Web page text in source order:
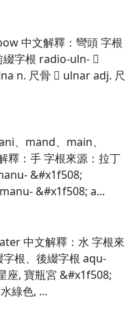
中文解釋：彎頭 字根
綴字根 radio-uln- 
n. 尺骨  ulnar adj. 尺
、mand、main、
釋：手 字根來源：拉丁
&#x1f508;
&#x1f508; a...
中文解釋：水 字根來
根、後綴字根 aqu-
座, 寶瓶宮 &#x1f508;
綠色, ...